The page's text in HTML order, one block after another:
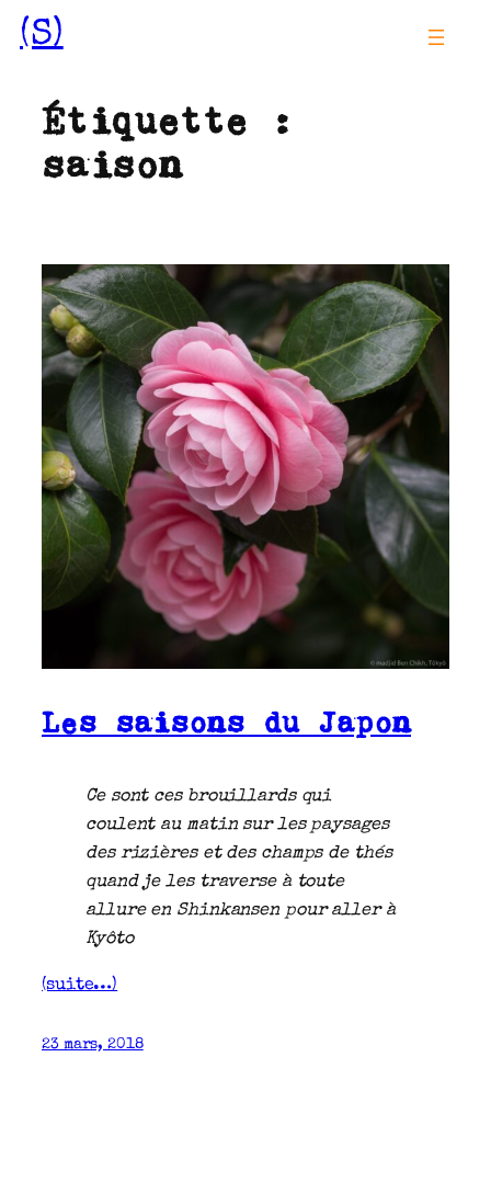
Aller
au
(S)
Étiquette :
saison
Les saisons du Japon
Ce sont ces brouillards qui
coulent au matin sur les paysages
des rizières et des champs de thés
quand je les traverse à toute
allure en Shinkansen pour aller à
Kyôto
(suite…)
23 mars, 2018